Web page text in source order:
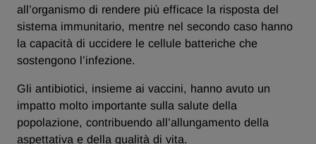
all’organismo di rendere più efficace la risposta del
sistema immunitario, mentre nel secondo caso hanno
la capacità di uccidere le cellule batteriche che
sostengono l’infezione.
Gli antibiotici, insieme ai vaccini, hanno avuto un
impatto molto importante sulla salute della
popolazione, contribuendo all’allungamento della
aspettativa e della qualità di vita.